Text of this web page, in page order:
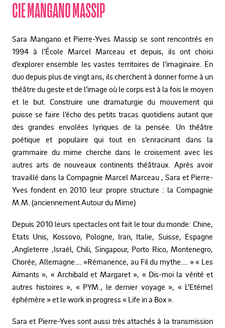
CIE MANGANO MASSIP
Sara Mangano et Pierre-Yves Massip se sont rencontrés en
1994 à l’École Marcel Marceau et depuis, ils ont choisi
d’explorer ensemble les vastes territoires de l’imaginaire. En
duo depuis plus de vingt ans, ils cherchent à donner forme à un
théâtre du geste et de l’image où le corps est à la fois le moyen
et le but. Construire une dramaturgie du mouvement qui
puisse se faire l’écho des petits tracas quotidiens autant que
des grandes envolées lyriques de la pensée. Un théâtre
poétique et populaire qui tout en s’enracinant dans la
grammaire du mime cherche dans le croisement avec les
autres arts de nouveaux continents théâtraux. Après avoir
travaillé dans la Compagnie Marcel Marceau , Sara et Pierre-
Yves fondent en 2010 leur propre structure : la Compagnie
M.M. (anciennement Autour du Mime)
Depuis 2010 leurs spectacles ont fait le tour du monde: Chine,
Etats Unis, Kossovo, Pologne, Iran, Italie, Suisse, Espagne
,Angleterre ,Israël, Chili, Singapour, Porto Rico, Montenegro,
Chorée, Allemagne…. »Rémanence, au Fil du mythe…. » « Les
Aimants », « Archibald et Margaret », « Dis-moi la vérité et
autres histoires », « PYM., le dernier voyage », « L’Etérnel
éphémère » et le work in progress « Life in a Box ».
Sara et Pierre-Yves sont aussi très attachés à la transmission